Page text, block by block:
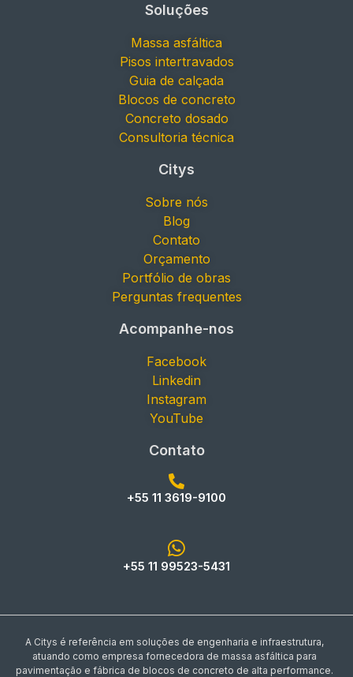
Soluções
Massa asfáltica
Pisos intertravados
Guia de calçada
Blocos de concreto
Concreto dosado
Consultoria técnica
Citys
Sobre nós
Blog
Contato
Orçamento
Portfólio de obras
Perguntas frequentes
Acompanhe-nos
Facebook
Linkedin
Instagram
YouTube
Contato
+55 11 3619-9100
+55 11 99523-5431
A Citys é referência em soluções de engenharia e infraestrutura,
atuando como empresa fornecedora de massa asfáltica para
pavimentação e fábrica de blocos de concreto de alta performance.